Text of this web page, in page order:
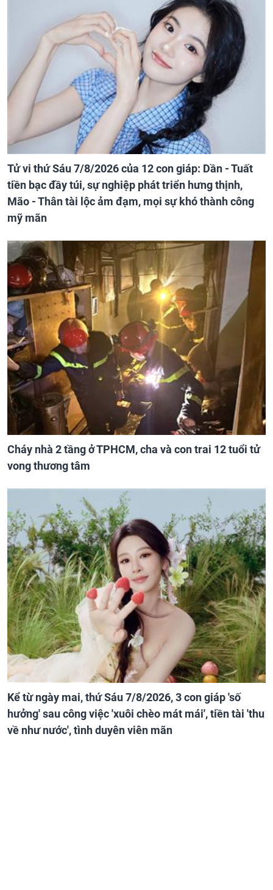
Tử vi thứ Sáu 7/8/2026 của 12 con giáp: Dần - Tuất
tiền bạc đầy túi, sự nghiệp phát triển hưng thịnh,
Mão - Thân tài lộc ảm đạm, mọi sự khó thành công
mỹ mãn
Cháy nhà 2 tầng ở TPHCM, cha và con trai 12 tuổi tử
vong thương tâm
Kể từ ngày mai, thứ Sáu 7/8/2026, 3 con giáp 'số
hưởng' sau công việc 'xuôi chèo mát mái', tiền tài 'thu
về như nước', tình duyên viên mãn